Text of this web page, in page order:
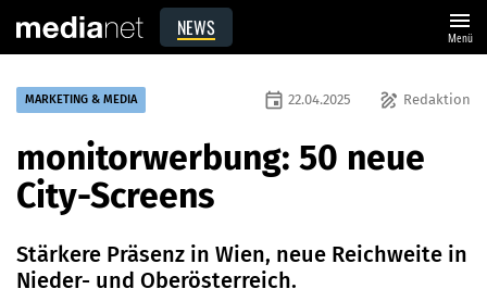
NEWS menu
Menü
MARKETING & MEDIA draw Redaktion
event 22.04.2025
monitorwerbung: 50 neue
City-Screens
Stärkere Präsenz in Wien, neue Reichweite in
Nieder- und Oberösterreich.